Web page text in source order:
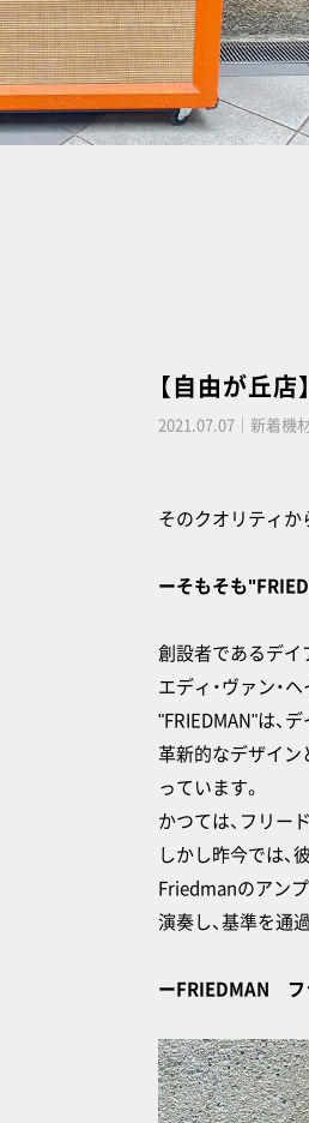
【自由が丘
2021.07.07｜新着機
そのクオリティか
ーそもそも
創設者であるデイ
エディ・ヴァン・
"FRIEDMAN"は、
革新的なデザイン
っています。
かつては、フリー
しかし昨今では、
Friedmanのアン
演奏し、基準を通
ーFRIEDMAN フ